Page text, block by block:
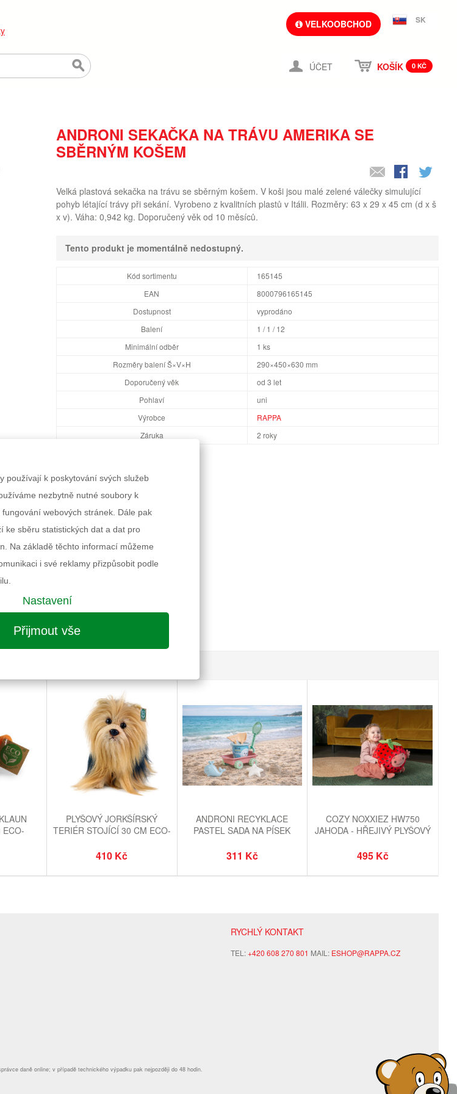
VELKOOBCHOD SK
ÚČET KOŠÍK 0 KČ
ANDRONI SEKAČKA NA TRÁVU AMERIKA SE
SBĚRNÝM KOŠEM
Velká plastová sekačka na trávu se sběrným košem. V koši jsou malé zelené válečky simulující
pohyb létající trávy při sekání. Vyrobeno z kvalitních plastů v Itálii. Rozměry: 63 x 29 x 45 cm (d x š
x v). Váha: 0,942 kg. Doporučený věk od 10 měsíců.
Tento produkt je momentálně nedostupný.
Kód sortimentu
165145
EAN
8000796165145
Dostupnost
vyprodáno
Balení
1 / 1 / 12
Minimální odběr
1 ks
Rozměry balení Š×V×H
290×450×630 mm
Doporučený věk
od 3 let
Pohlaví
uni
Výrobce
RAPPA
Záruka
2 roky
ECO-
PLYŠOVÝ JORKŠÍRSKÝ
TERIÉR STOJÍCÍ 30 CM ECO-
410 Kč
ANDRONI RECYKLACE
PASTEL SADA NA PÍSEK
311 Kč
COZY NOXXIEZ HW750
JAHODA - HŘEJIVÝ PLYŠOVÝ
495 Kč
RYCHLÝ KONTAKT
TEL:+420 608 270 801 MAIL: ESHOP@RAPPA.CZ
daně online; v případě technického výpadku pak nejpozději do 48 hodin.
používají k poskytování svých služeb
nezbytně nutné soubory k
webových stránek. Dále pak
ke sběru statistických dat a dat pro
Na základě těchto informací můžeme
i své reklamy přizpůsobit podle
Nastavení
Přijmout vše